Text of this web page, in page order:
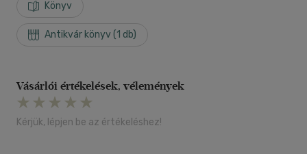
Könyv
Antikvár könyv (1 db)
Vásárlói értékelések, vélemények
Kérjük, lépjen be az értékeléshez!